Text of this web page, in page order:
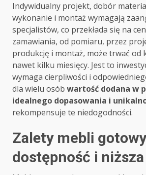
Indywidualny projekt, dobór
wykonanie i montaż wymagają
specjalistów, co przekłada się na
zamawiania, od pomiaru, przez
produkcję i montaż, może trwać od
nawet kilku miesięcy. Jest to
wymaga cierpliwości i
dla wielu osób wartość dodana w
idealnego dopasowania i
rekompensuje te niedogodności.
Zalety mebli
dostępność i